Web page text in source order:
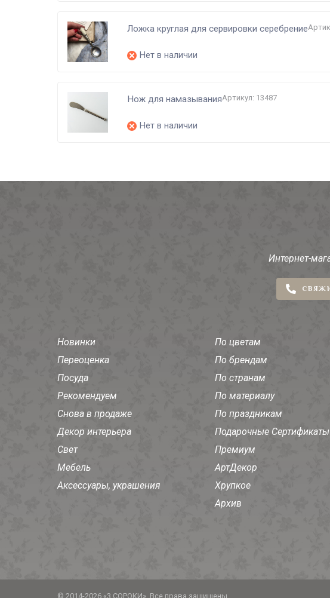
Ложка круглая для сервировки серебрение
Нет в наличии
Нож для намазыванияАртикул: 13487
Нет в наличии
Интернет-
Новинки
Переоценка
Посуда
Рекомендуем
Снова в продаже
Декор интерьера
Свет
Мебель
Аксессуары, украшения
По цветам
По брендам
По странам
По материалу
По праздникам
Подарочные Сертификаты
Премиум
АртДекор
Хрупкое
Архив
© 2014-2026 «3 СОРОКИ». Все права защищены.